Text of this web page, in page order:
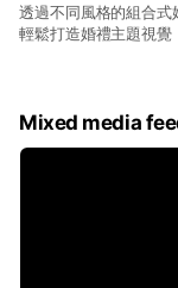
我們廣受媒體青
店的指定合作婚顧
我們深信婚禮是
力投入在新人的
新人提供專業的
完美的婚禮，並
在幸福故事館婚
透過不同風格的組合式
輕鬆打造婚禮主題視覺
Mixed media